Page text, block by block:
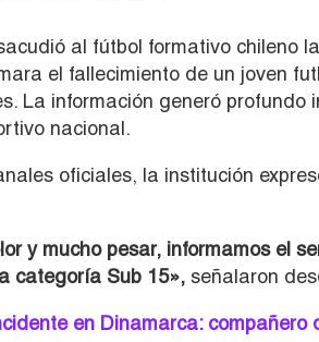
al fútbol formativo chileno
el fallecimiento de un joven
La información generó
nacional.
oficiales, la institución
y mucho pesar, informamos el
categoría Sub 15», señalaron
en Dinamarca: